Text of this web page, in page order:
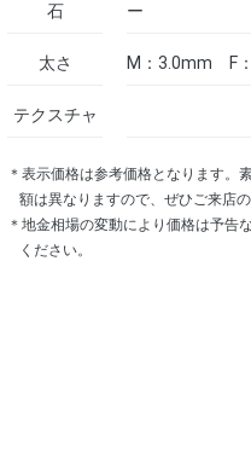
石 ー
太さ M：3.0mm F
テクスチャ
＊表示価格は参考価格となります。
額は異なりますので、ぜひご来店
＊地金相場の変動により価格は予告
ください。